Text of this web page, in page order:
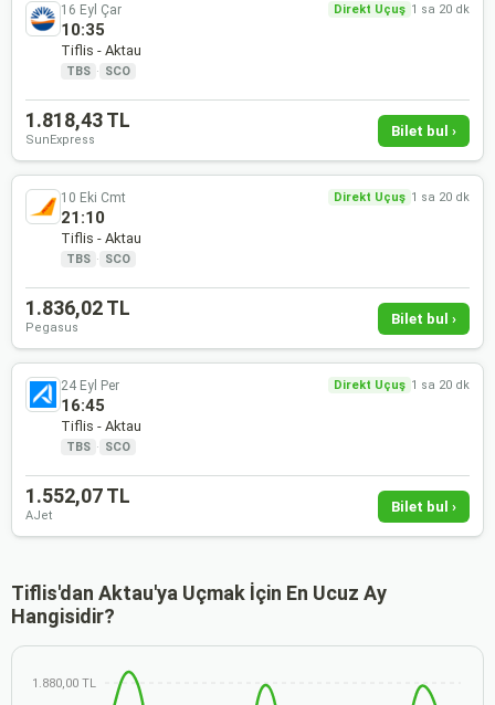
16 Eyl Çar Direkt Uçuş 1 sa 20 dk
10:35
Tiflis - Aktau
TBS · SCO
1.818,43 TL
SunExpress
Bilet bul ›
10 Eki Cmt Direkt Uçuş 1 sa 20 dk
21:10
Tiflis - Aktau
TBS · SCO
1.836,02 TL
Pegasus
Bilet bul ›
24 Eyl Per Direkt Uçuş 1 sa 20 dk
16:45
Tiflis - Aktau
TBS · SCO
1.552,07 TL
AJet
Bilet bul ›
Tiflis'dan Aktau'ya Uçmak İçin En Ucuz Ay
Hangisidir?
1.880,00 TL